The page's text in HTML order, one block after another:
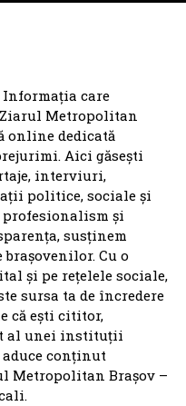
care
Metropolitan
online dedicată
Aici găsești
interviuri,
politice, sociale și
profesionalism și
susținem
Cu o
și pe rețelele sociale,
sursa ta de încredere
că ești cititor,
al unei instituții
conținut
Metropolitan Brașov –